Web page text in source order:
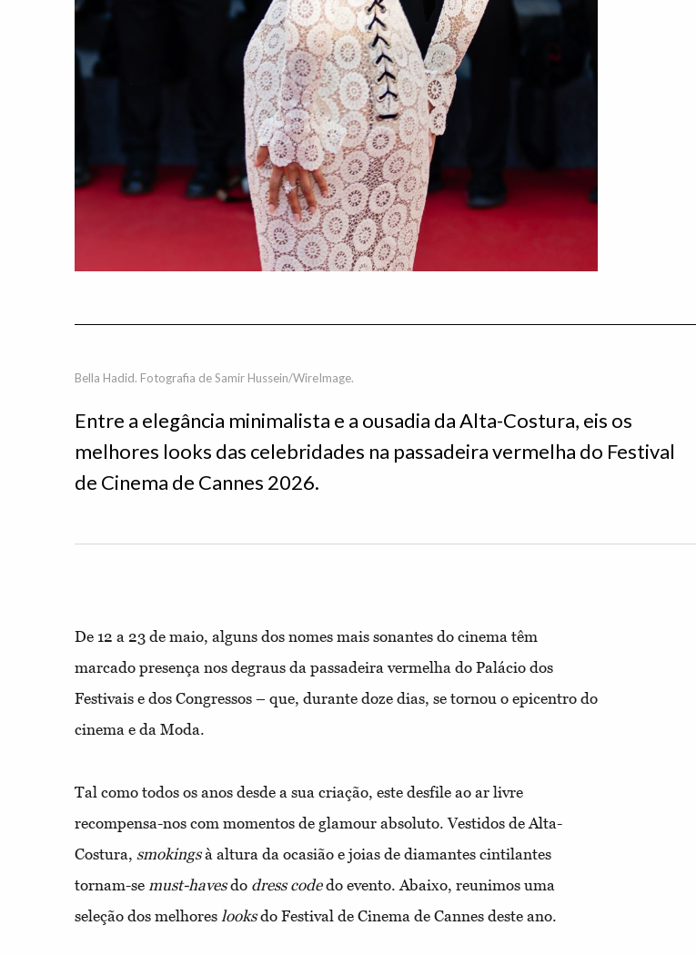
Bella Hadid. Fotografia de Samir Hussein/WireImage.
Entre a elegância minimalista e a ousadia da Alta-Costura, eis os
melhores looks das celebridades na passadeira vermelha do Festival
de Cinema de Cannes 2026.
De 12 a 23 de maio, alguns dos nomes mais sonantes do cinema têm
marcado presença nos degraus da passadeira vermelha do Palácio dos
Festivais e dos Congressos – que, durante doze dias, se tornou o epicentro do
cinema e da Moda.
Tal como todos os anos desde a sua criação, este desfile ao ar livre
recompensa-nos com momentos de glamour absoluto. Vestidos de Alta-
Costura, smokingsà altura da ocasião e joias de diamantes cintilantes
tornam-se must-havesdo dress codedo evento. Abaixo, reunimos uma
seleção dos melhores looksdo Festival de Cinema de Cannes deste ano.